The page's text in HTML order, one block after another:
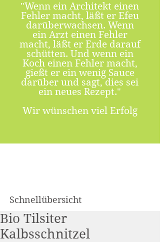
"Wenn ein Architekt einen
Fehler macht, läßt er Efeu
darüberwachsen. Wenn
ein Arzt einen Fehler
macht, läßt er Erde darauf
schütten. Und wenn ein
Koch einen Fehler macht,
gießt er ein wenig Sauce
darüber und sagt, dies sei
ein neues Rezept."
Wir wünschen viel Erfolg
Schnellübersicht
Bio Tilsiter
Kalbsschnitzel